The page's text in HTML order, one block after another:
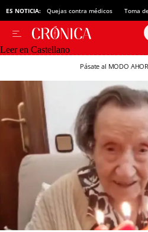
ES NOTICIA: Quejas contra médicos Toma
Leer en Castellano
Pásate al MODO